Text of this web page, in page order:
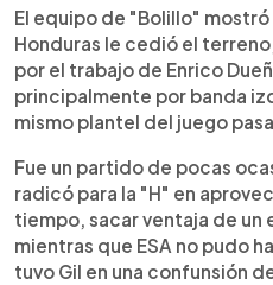
El equipo de "Bolillo"
Honduras le cedió el
por el trabajo de Enrico
principalmente por banda
mismo plantel del juego
Fue un partido de pocas
radicó para la "H" en
tiempo, sacar ventaja de un
mientras que ESA no pudo
tuvo Gil en una confunsión